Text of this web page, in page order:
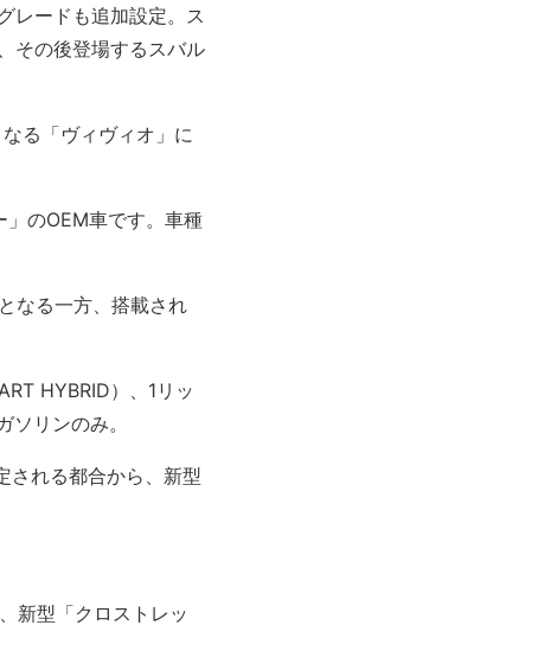
レードも追加設定。ス
その後登場するスバル
る「ヴィヴィオ」に
のOEM車です。車種
なる一方、搭載され
HYBRID）、1リッ
リンのみ。
される都合から、新型
新型「クロストレッ